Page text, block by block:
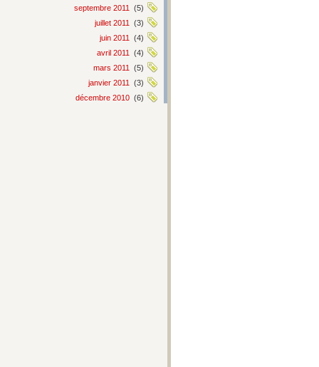
septembre 2011
(5)
juillet 2011
(3)
juin 2011
(4)
avril 2011
(4)
mars 2011
(5)
janvier 2011
(3)
décembre 2010 (6)